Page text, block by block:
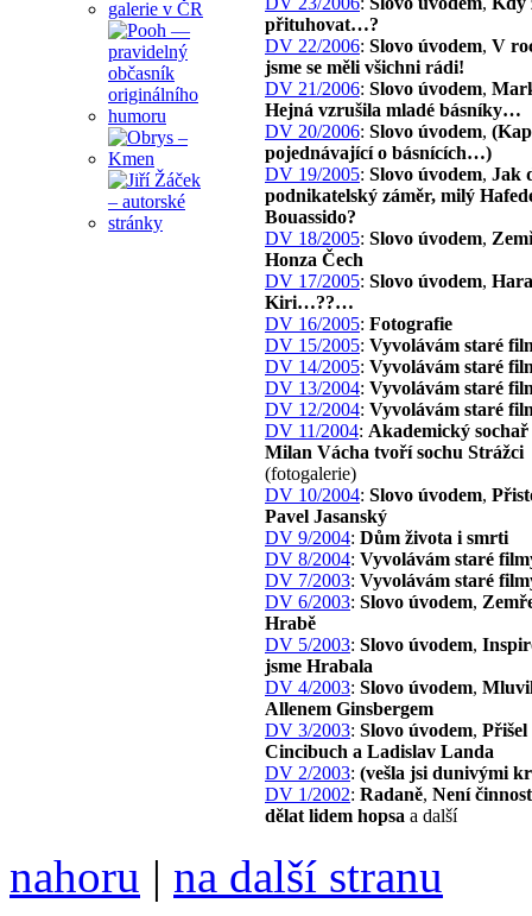
přituhovat…?
DV 22/2006: Slovo úvodem, V
jsme se měli všichni rádi!
DV 21/2006: Slovo úvodem,
Hejná vzrušila mladé básníky…
DV 20/2006: Slovo úvodem,
pojednávající o básnících…)
DV 19/2005: Slovo úvodem, Jak
podnikatelský záměr, milý
Bouassido?
DV 18/2005: Slovo úvodem,
Honza Čech
DV 17/2005: Slovo úvodem, Hara
Kiri…??…
DV 16/2005: Fotografie
DV 15/2005: Vyvolávám staré
DV 14/2005: Vyvolávám staré
DV 13/2004: Vyvolávám staré
DV 12/2004: Vyvolávám staré
DV 11/2004: Akademický sochař
Milan Vácha tvoří sochu Strážci
(fotogalerie)
DV 10/2004: Slovo úvodem,
Pavel Jasanský
DV 9/2004: Dům života i smrti
DV 8/2004: Vyvolávám staré
DV 7/2003: Vyvolávám staré
DV 6/2003: Slovo úvodem,
Hrabě
DV 5/2003: Slovo úvodem,
jsme Hrabala
DV 4/2003: Slovo úvodem,
Allenem Ginsbergem
DV 3/2003: Slovo úvodem, Přišel
Cincibuch a Ladislav Landa
DV 2/2003: (vešla jsi dunivými
DV 1/2002: Radaně, Není
dělat lidem hopsa a další
nahoru | na další stranu